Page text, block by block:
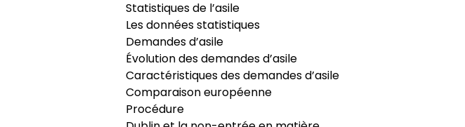
Statistiques de l’asile
Les données statistiques
Demandes d’asile
Évolution des demandes d’asile
Caractéristiques des demandes d’asile
Comparaison européenne
Procédure